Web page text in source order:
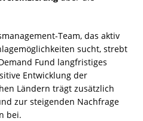
Team, das aktiv
sucht, strebt
Fund langfristiges
Entwicklung der
Ländern trägt zusätzlich
zur steigenden Nachfrage
bei.